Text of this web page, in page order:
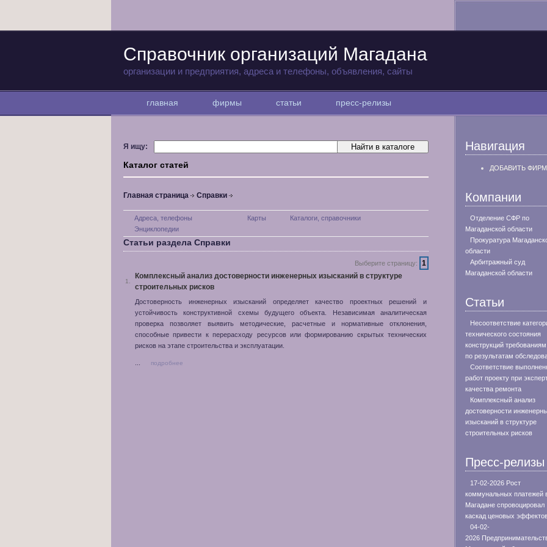
Справочник организаций Магадана
организации и предприятия, адреса и телефоны, объявления, сайты
главная фирмы статьи пресс-релизы
Я ищу:
Каталог статей
Главная страница Справки
Адреса, телефоны Карты
Каталоги, справочники
Энциклопедии
Статьи раздела Справки
Выберите страницу: 1
1.
Комплексный анализ достоверности инженерных изысканий в структуре
строительных рисков
Достоверность инженерных изысканий определяет качество проектных решений и
устойчивость конструктивной схемы будущего объекта. Независимая аналитическая
проверка позволяет выявить методические, расчетные и нормативные отклонения,
способные привести к перерасходу ресурсов или формированию скрытых технических
рисков на этапе строительства и эксплуатации.
подробнее
Навигация
ДОБАВИТЬ
Компании
Отделение СФР по
Магаданской области
Прокуратура
области
Арбитражный суд
Магаданской области
Статьи
Несоответствие
технического состояния
конструкций
по результатам
Соответствие
работ проекту при
качества ремонта
Комплексный анализ
достоверности
изысканий в структуре
строительных рисков
Пресс-релизы
17-02-2026 Рост
коммунальных платежей
Магадане спровоцировал
каскад ценовых
04-02-
2026